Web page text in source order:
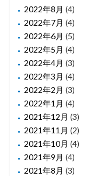
2022年8月 (4)
2022年7月 (4)
2022年6月 (5)
2022年5月 (4)
2022年4月 (3)
2022年3月 (4)
2022年2月 (3)
2022年1月 (4)
2021年12月 (3)
2021年11月 (2)
2021年10月 (4)
2021年9月 (4)
2021年8月 (3)